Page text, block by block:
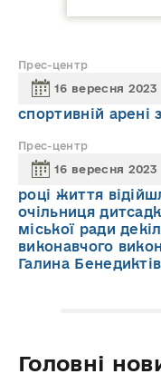
Прес-центр
16 вересня 2023
спортивній арені
Прес-центр
16 вересня 2023
році життя
очільниця
міської ради
виконавчого
Галина
Головні